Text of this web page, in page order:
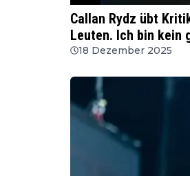
Callan Rydz übt
Leuten. Ich bin kein
18 Dezember 2025